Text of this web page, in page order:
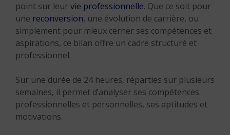
point sur leurvie professionnelle. Que ce soit pour
une reconversion, une évolution de carrière, ou
simplement pour mieux cerner ses compétences et
aspirations, ce bilan offre un cadre structuré et
professionnel.
Sur une durée de 24 heures, réparties sur plusieurs
semaines, il permet d’analyser ses compétences
professionnelles et personnelles, ses aptitudes et
motivations.